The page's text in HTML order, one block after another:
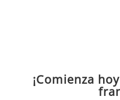
¡Comienza